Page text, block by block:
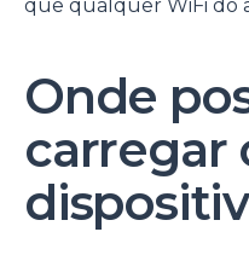
que qualquer WiFi do
Onde
carregar